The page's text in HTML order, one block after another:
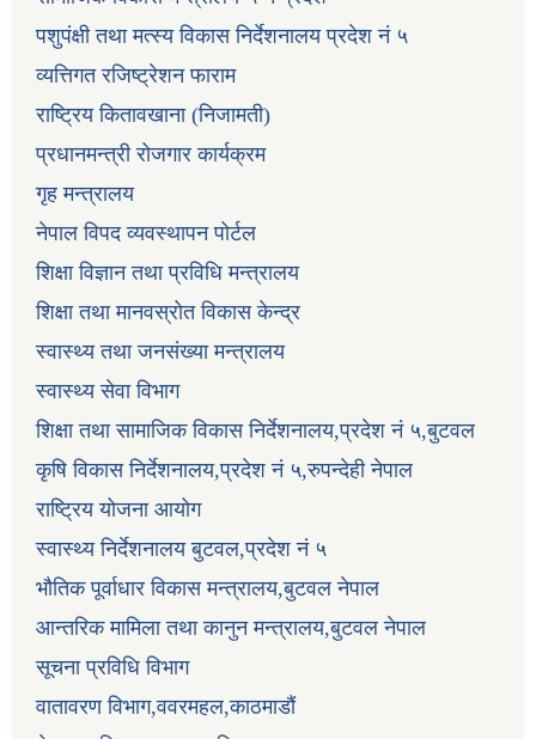
पशुपंक्षी तथा मत्स्य विकास निर्देशनालय प्रदेश नं ५
व्यत्तिगत रजिष्ट्रेशन फाराम
राष्ट्रिय कितावखाना (निजामती)
प्रधानमन्त्री रोजगार कार्यक्रम
गृह मन्त्रालय
नेपाल विपद व्यवस्थापन पोर्टल
शिक्षा विज्ञान तथा प्रविधि मन्त्रालय
शिक्षा तथा मानवस्रोत विकास केन्द्र
स्वास्थ्य तथा जनसंख्या मन्त्रालय
स्वास्थ्य सेवा विभाग
शिक्षा तथा सामाजिक विकास निर्देशनालय,प्रदेश नं ५,बुटवल
कृषि विकास निर्देशनालय,प्रदेश नं ५,रुपन्देही नेपाल
राष्ट्रिय योजना आयोग
स्वास्थ्य निर्देशनालय बुटवल,प्रदेश नं ५
भौतिक पूर्वाधार विकास मन्त्रालय,बुटवल नेपाल
आन्तरिक मामिला तथा कानुन मन्त्रालय,बुटवल नेपाल
सूचना प्रविधि विभाग
वातावरण विभाग,ववरमहल,काठमाडौं